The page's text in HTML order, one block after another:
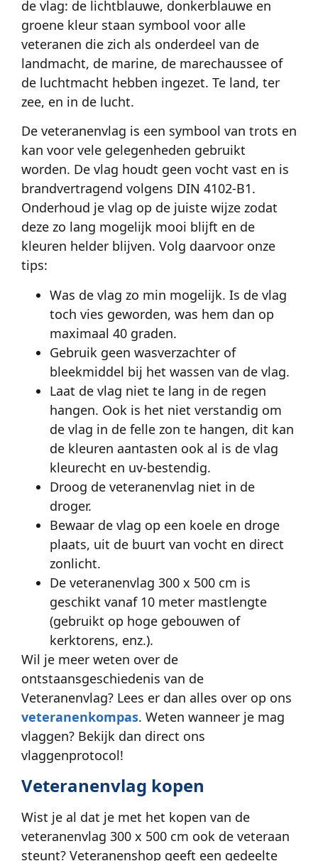
de vlag: de lichtblauwe, donkerblauwe en
groene kleur staan symbool voor alle
veteranen die zich als onderdeel van de
landmacht, de marine, de marechaussee of
de luchtmacht hebben ingezet. Te land, ter
zee, en in de lucht.
De veteranenvlag is een symbool van trots en
kan voor vele gelegenheden gebruikt
worden. De vlag houdt geen vocht vast en is
brandvertragend volgens DIN 4102-B1.
Onderhoud je vlag op de juiste wijze zodat
deze zo lang mogelijk mooi blijft en de
kleuren helder blijven. Volg daarvoor onze
tips:
Was de vlag zo min mogelijk. Is de vlag
toch vies geworden, was hem dan op
maximaal 40 graden.
Gebruik geen wasverzachter of
bleekmiddel bij het wassen van de vlag.
Laat de vlag niet te lang in de regen
hangen. Ook is het niet verstandig om
de vlag in de felle zon te hangen, dit kan
de kleuren aantasten ook al is de vlag
kleurecht en uv-bestendig.
Droog de veteranenvlag niet in de
droger.
Bewaar de vlag op een koele en droge
plaats, uit de buurt van vocht en direct
zonlicht.
De veteranenvlag 300 x 500 cm is
geschikt vanaf 10 meter mastlengte
(gebruikt op hoge gebouwen of
kerktorens, enz.).
Wil je meer weten over de
ontstaansgeschiedenis van de
Veteranenvlag? Lees er dan alles over op ons
veteranenkompas. Weten wanneer je mag
vlaggen? Bekijk dan direct ons
vlaggenprotocol!
Veteranenvlag kopen
Wist je al dat je met het kopen van de
veteranenvlag 300 x 500 cm ook de veteraan
steunt? Veteranenshop geeft een gedeelte